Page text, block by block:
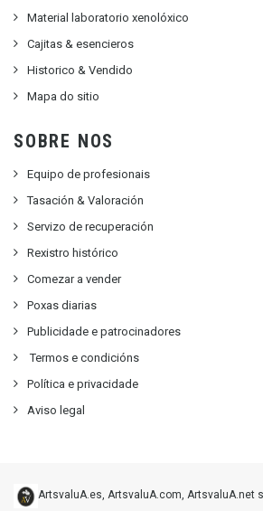
Material laboratorio xenolóxico
Cajitas & esencieros
Historico & Vendido
Mapa do sitio
SOBRE NOS
Equipo de profesionais
Tasación & Valoración
Servizo de recuperación
Rexistro histórico
Comezar a vender
Poxas diarias
Publicidade e patrocinadores
Termos e condicións
Política e privacidade
Aviso legal
ArtsvaluA.es, ArtsvaluA.com, ArtsvaluA.net